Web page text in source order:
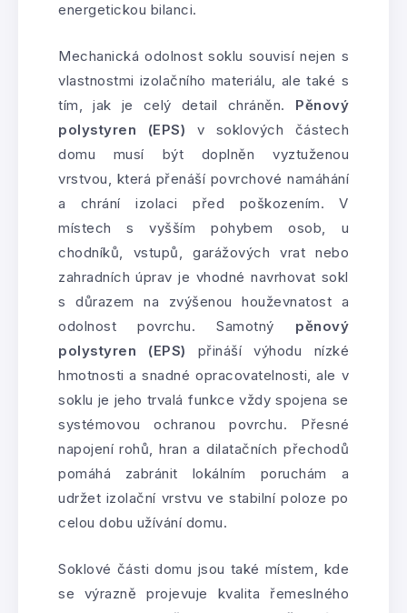
energetickou bilanci.
Mechanická odolnost soklu souvisí nejen s
vlastnostmi izolačního materiálu, ale také s
tím, jak je celý detail chráněn. Pěnový
polystyren (EPS) v soklových částech
domu musí být doplněn vyztuženou
vrstvou, která přenáší povrchové namáhání
a chrání izolaci před poškozením. V
místech s vyšším pohybem osob, u
chodníků, vstupů, garážových vrat nebo
zahradních úprav je vhodné navrhovat sokl
s důrazem na zvýšenou houževnatost a
odolnost povrchu. Samotný pěnový
polystyren (EPS) přináší výhodu nízké
hmotnosti a snadné opracovatelnosti, ale v
soklu je jeho trvalá funkce vždy spojena se
systémovou ochranou povrchu. Přesné
napojení rohů, hran a dilatačních přechodů
pomáhá zabránit lokálním poruchám a
udržet izolační vrstvu ve stabilní poloze po
celou dobu užívání domu.
Soklové části domu jsou také místem, kde
se výrazně projevuje kvalita řemeslného